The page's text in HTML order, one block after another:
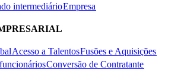
intermediário​​Empresa​​
Acesso a Talentos​​Fusões e Aquisições​​
Conversão de Contratante​​